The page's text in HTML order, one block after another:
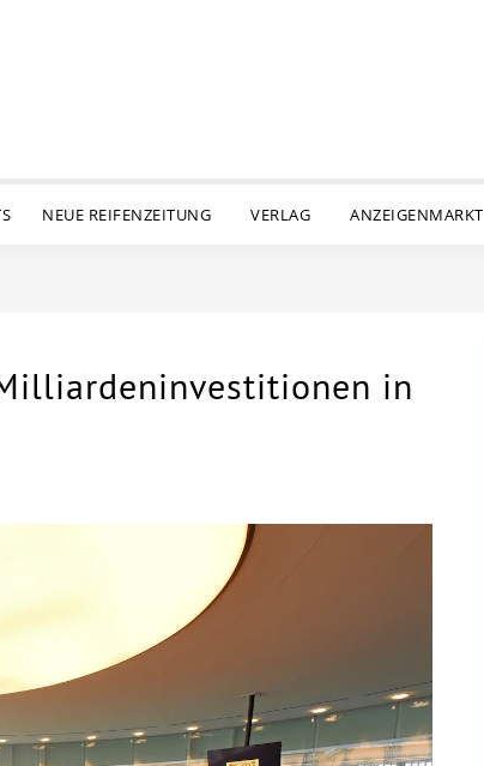
NEUE REIFENZEITUNG VERLAG ANZEIGENMARKT
in